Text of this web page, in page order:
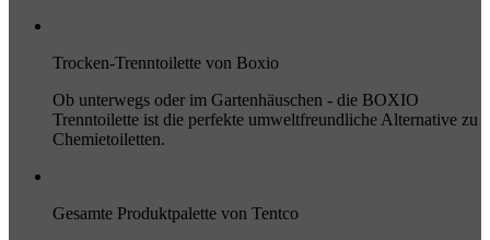
Trocken-Trenntoilette von Boxio
Ob unterwegs oder im Gartenhäuschen - die BOXIO
Trenntoilette ist die perfekte umweltfreundliche Alternative zu
Chemietoiletten.
Gesamte Produktpalette von Tentco